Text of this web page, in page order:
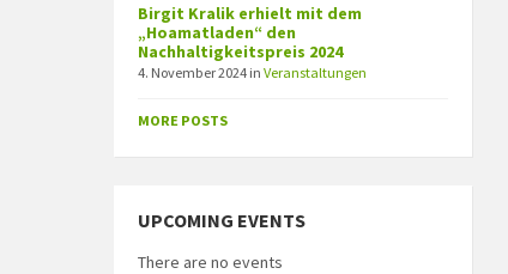
Birgit Kralik erhielt mit dem
„Hoamatladen“ den
Nachhaltigkeitspreis 2024
4. November 2024 inVeranstaltungen
MORE POSTS
UPCOMING EVENTS
There are no events